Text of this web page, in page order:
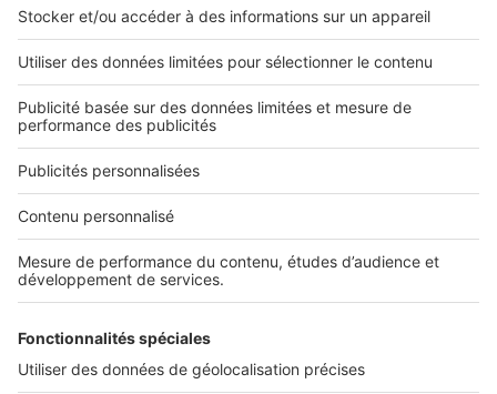
L'ENTREPRISE
Nous contacter
Nous recrutons
NOS APPLICATIONS
Découvrez nos applications
Tous nos services pro
Accès client